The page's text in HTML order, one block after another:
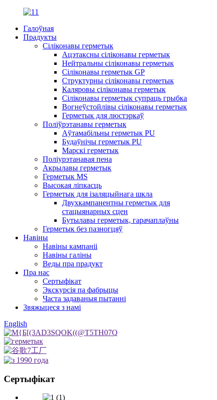
Галоўная
Прадукты
Сіліконавы герметык
Ацэтаксны сіліконавы герметык
Нейтральны сіліконавы герметык
Сіліконавы герметык GP
Структурны сіліконавы герметык
Каляровы сіліконавы герметык
Сіліконавы герметык супраць грыбка
Вогнеўстойлівы сіліконавы герметык
Герметык для люстэркаў
Поліўрэтанавы герметык
Аўтамабільны герметык PU
Будаўнічы герметык PU
Марскі герметык
Поліурэтанавая пена
Акрылавы герметык
Герметык MS
Высокая ліпкасць
Герметык для ізаляцыйнага шкла
Двухкампанентны герметык для
стацыянарных сцен
Бутылавы герметык, гарачаплаўны
Герметык без пазногцяў
Навіны
Навіны кампаніі
Навіны галіны
Веды пра прадукт
Пра нас
Сертыфікат
Экскурсія па фабрыцы
Часта задаваныя пытанні
Звяжыцеся з намі
English
Сертыфікат